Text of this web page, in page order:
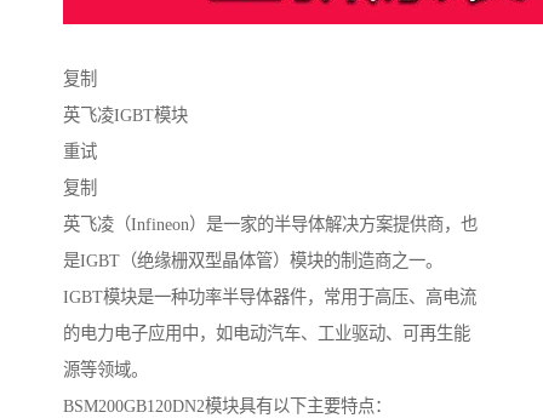
复制
英飞凌IGBT模块
重试
复制
英飞凌（Infineon）是一家的半导体解决方案提供商，也
是IGBT（绝缘栅双型晶体管）模块的制造商之一。
IGBT模块是一种功率半导体器件，常用于高压、高电流
的电力电子应用中，如电动汽车、工业驱动、可再生能
源等领域。
BSM200GB120DN2模块具有以下主要特点：